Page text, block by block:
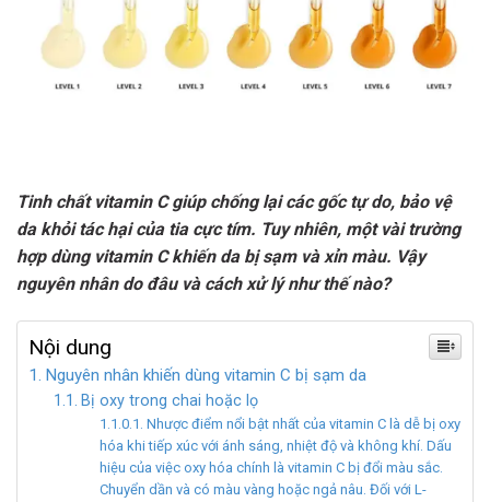
Tinh chất vitamin C giúp chống lại các gốc tự do, bảo vệ
da khỏi tác hại của tia cực tím. Tuy nhiên, một vài trường
hợp dùng vitamin C khiến da bị sạm và xỉn màu. Vậy
nguyên nhân do đâu và cách xử lý như thế nào?
Nội dung
Nguyên nhân khiến dùng vitamin C bị sạm da
Bị oxy trong chai hoặc lọ
Nhược điểm nổi bật nhất của vitamin C là dễ bị oxy
hóa khi tiếp xúc với ánh sáng, nhiệt độ và không khí. Dấu
hiệu của việc oxy hóa chính là vitamin C bị đổi màu sắc.
Chuyển dần và có màu vàng hoặc ngả nâu. Đối với L-